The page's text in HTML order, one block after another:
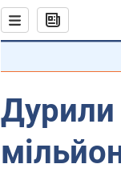
Дурили